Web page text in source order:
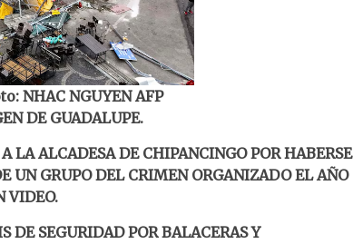
NHAC NGUYEN AFP
DE GUADALUPE.
LA ALCADESA DE CHIPANCINGO POR HABERSE
UN GRUPO DEL CRIMEN ORGANIZADO EL AÑO
VIDEO.
DE SEGURIDAD POR BALACERAS Y